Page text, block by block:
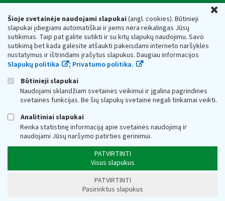
Šioje svetainėje naudojami slapukai(angl. cookies). Būtinieji
slapukai įdiegiami automatiškai ir jiems nėra reikalingas Jūsų
sutikimas. Taip pat galite sutikti ir su kitų slapukų naudojimu. Savo
sutikimą bet kada galėsite atšaukti pakeisdami interneto naršyklės
nustatymus ir ištrindami įrašytus slapukus. Daugiau informacijos
Slapukų politika
; Privatumo politika.
Būtinieji slapukai
Naudojami sklandžiam svetainės veikimui ir įgalina pagrindines
svetainės funkcijas. Be šių slapukų svetainė negali tinkamai veikti.
Analitiniai slapukai
Renka statistinę informaciją apie svetainės naudojimą ir
naudojami Jūsų naršymo patirties gerinimui.
PATVIRTINTI
Visus slapukus
PATVIRTINTI
Pasirinktus slapukus
Valstybinė mokesčių inspekcija prie Lietuvos
Respublikos finansų ministerijos
Biudžetinė įstaiga. Juridinio asmens kodas — 188659752,
adresas: Vasario 16-osios g. 14, 01107 Vilnius, Lietuva, el.paštas:
vmi@vmi.lt , E. pristatymo dėžutės adresas 188659752
Duomenys apie Valstybinę mokesčių inspekciją prie Lietuvos
Respublikos finansų ministerijos kaupiami ir saugomi Juridinių